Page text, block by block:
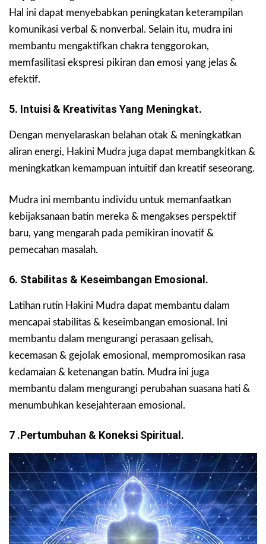
Hal ini dapat menyebabkan peningkatan keterampilan
komunikasi verbal & nonverbal. Selain itu, mudra ini
membantu mengaktifkan chakra tenggorokan,
memfasilitasi ekspresi pikiran dan emosi yang jelas &
efektif.
5. Intuisi & Kreativitas Yang Meningkat.
Dengan menyelaraskan belahan otak & meningkatkan
aliran energi, Hakini Mudra juga dapat membangkitkan &
meningkatkan kemampuan intuitif dan kreatif seseorang.
Mudra ini membantu individu untuk memanfaatkan
kebijaksanaan batin mereka & mengakses perspektif
baru, yang mengarah pada pemikiran inovatif &
pemecahan masalah.
6. Stabilitas & Keseimbangan Emosional.
Latihan rutin Hakini Mudra dapat membantu dalam
mencapai stabilitas & keseimbangan emosional. Ini
membantu dalam mengurangi perasaan gelisah,
kecemasan & gejolak emosional, mempromosikan rasa
kedamaian & ketenangan batin. Mudra ini juga
membantu dalam mengurangi perubahan suasana hati &
menumbuhkan kesejahteraan emosional.
7 .Pertumbuhan & Koneksi Spiritual.